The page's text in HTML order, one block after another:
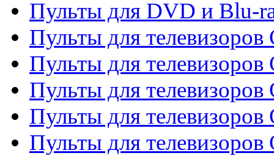
Пульты для DVD и Blu-
Пульты для телевизоров
Пульты для телевизоров
Пульты для телевизоров
Пульты для телевизоров
Пульты для телевизоров